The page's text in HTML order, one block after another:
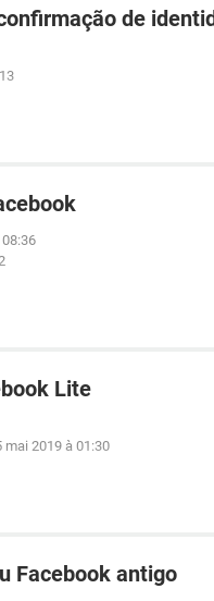
de
Lite
mai 2019 à 01:30
Facebook antigo